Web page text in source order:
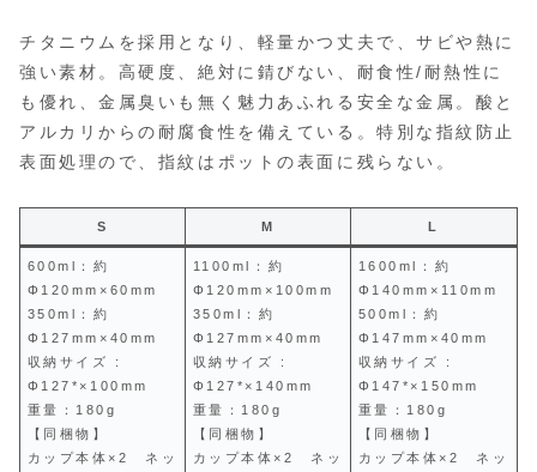
チタニウムを採用となり、軽量かつ丈夫で、サビや熱に
強い素材。高硬度、絶対に錆びない、耐食性/耐熱性に
も優れ、金属臭いも無く魅力あふれる安全な金属。酸と
アルカリからの耐腐食性を備えている。特別な指紋防止
表面処理ので、指紋はポットの表面に残らない。
S M L
600ml：約
Φ120mm×60mm
350ml：約
Φ127mm×40mm
収納サイズ :
Φ127*×100mm
重量：180g
【同梱物】
カップ本体×2 ネッ
1100ml：約
Φ120mm×100mm
350ml：約
Φ127mm×40mm
収納サイズ :
Φ127*×140mm
重量：180g
【同梱物】
カップ本体×2 ネッ
1600ml：約
Φ140mm×110mm
500ml：約
Φ147mm×40mm
収納サイズ :
Φ147*×150mm
重量：180g
【同梱物】
カップ本体×2 ネッ